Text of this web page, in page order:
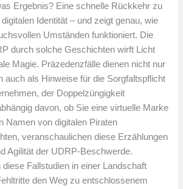
Ergebnis? Eine schnelle Rückkehr zu
Identität – und zeigt genau, wie
Umständen funktioniert. Die
durch solche Geschichten wirft Licht
Magie. Präzedenzfälle dienen nicht nur
auch als Hinweise für die Sorgfaltspflicht
der Doppelzüngigkeit
davon, ob Sie eine virtuelle Marke
Namen von digitalen Piraten
veranschaulichen diese Erzählungen
Agilität der UDRP-Beschwerde.
Fallstudien in einer Landschaft
den Weg zu entschlossenem